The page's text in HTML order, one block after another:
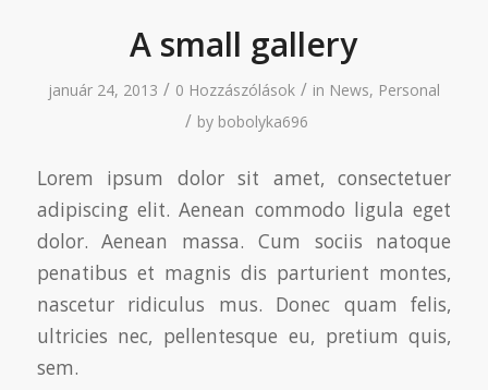
A small gallery
január 24, 2013 / 0 Hozzászólások / in News, Personal
/ by bobolyka696
Lorem ipsum dolor sit amet, consectetuer
adipiscing elit. Aenean commodo ligula eget
dolor. Aenean massa. Cum sociis natoque
penatibus et magnis dis parturient montes,
nascetur ridiculus mus. Donec quam felis,
ultricies nec, pellentesque eu, pretium quis,
sem.